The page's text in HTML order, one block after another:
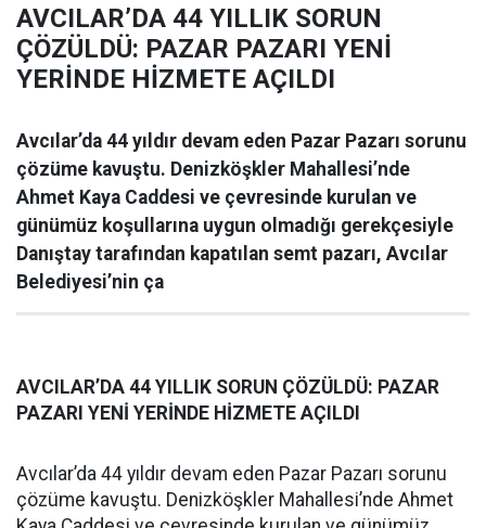
AVCILAR’DA 44 YILLIK SORUN
ÇÖZÜLDÜ: PAZAR PAZARI YENİ
YERİNDE HİZMETE AÇILDI
Avcılar’da 44 yıldır devam eden Pazar Pazarı sorunu
çözüme kavuştu. Denizköşkler Mahallesi’nde
Ahmet Kaya Caddesi ve çevresinde kurulan ve
günümüz koşullarına uygun olmadığı gerekçesiyle
Danıştay tarafından kapatılan semt pazarı, Avcılar
Belediyesi’nin ça
AVCILAR’DA 44 YILLIK SORUN ÇÖZÜLDÜ: PAZAR
PAZARI YENİ YERİNDE HİZMETE AÇILDI
Avcılar’da 44 yıldır devam eden Pazar Pazarı sorunu
çözüme kavuştu. Denizköşkler Mahallesi’nde Ahmet